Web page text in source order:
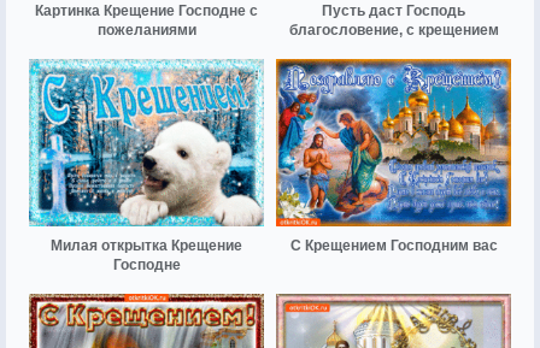
Картинка Крещение Господне с
пожеланиями
Пусть даст Господь
благословение, с крещением
Милая открытка Крещение
Господне
С Крещением Господним вас